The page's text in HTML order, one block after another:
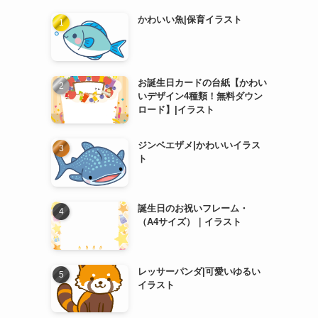
かわいい魚|保育イラスト
お誕生日カードの台紙【かわい
いデザイン4種類！無料ダウン
ロード】|イラスト
ジンベエザメ|かわいいイラス
ト
誕生日のお祝いフレーム・
（A4サイズ）｜イラスト
レッサーパンダ|可愛いゆるい
イラスト